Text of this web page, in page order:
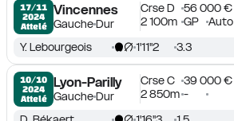
17/11
2024
Attelé
Vincennes
GaucheDur
Crse D
56 000 €
2 100m GP Auto
Y. Lebourgeois 1'11''2 3.3
10/10
2024
Attelé
Lyon-Parilly
GaucheDur
Crse C
39 000 €
2 850m -